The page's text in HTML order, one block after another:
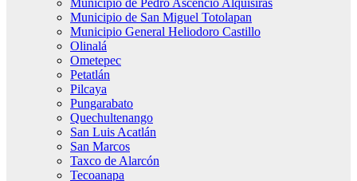
Municipio de Pedro Ascencio Alquisiras
Municipio de San Miguel Totolapan
Municipio General Heliodoro Castillo
Olinalá
Ometepec
Petatlán
Pilcaya
Pungarabato
Quechultenango
San Luis Acatlán
San Marcos
Taxco de Alarcón
Tecoanapa